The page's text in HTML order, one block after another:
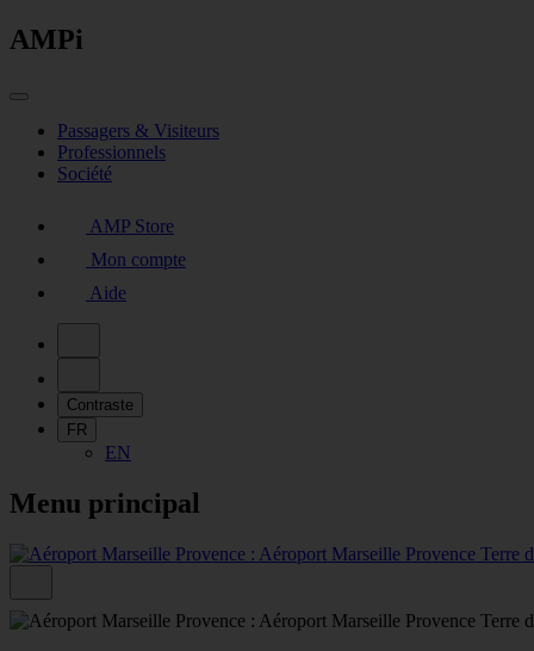
AMPi
Passagers & Visiteurs
Professionnels
Société
AMP Store
Mon compte
Aide
Contraste
FR
EN
Menu principal